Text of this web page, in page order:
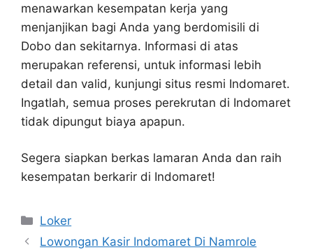
menawarkan kesempatan kerja yang
menjanjikan bagi Anda yang berdomisili di
Dobo dan sekitarnya. Informasi di atas
merupakan referensi, untuk informasi lebih
detail dan valid, kunjungi situs resmi Indomaret.
Ingatlah, semua proses perekrutan di Indomaret
tidak dipungut biaya apapun.
Segera siapkan berkas lamaran Anda dan raih
kesempatan berkarir di Indomaret!
Kategori
Loker
Lowongan Kasir Indomaret Di Namrole